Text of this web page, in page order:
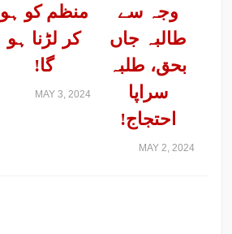
منظم کو ہو
کر لڑنا ہو
گا!
MAY 3, 2024
وجہ سے
طالبہ جاں
بحق، طلبہ
سراپا
احتجاج!
MAY 2, 2024